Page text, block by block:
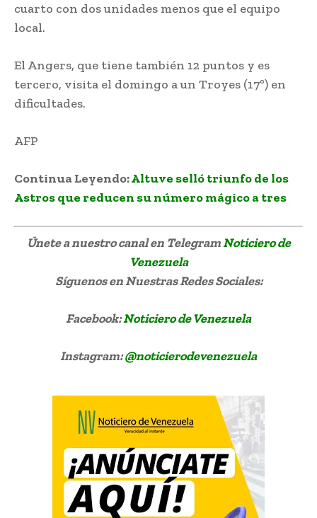
cuarto con dos unidades menos que el equipo
local.
El Angers, que tiene también 12 puntos y es
tercero, visita el domingo a un Troyes (17º) en
dificultades.
AFP
Continua Leyendo:Altuve selló triunfo de los
Astros que reducen su número mágico a tres
Únete a nuestro canal en TelegramNoticiero de
Venezuela
Síguenosen Nuestras Redes Sociales:
Facebook:Noticiero de Venezuela
Instagram:@noticierodevenezuela